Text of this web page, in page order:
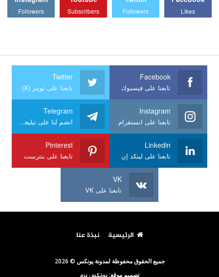
Likes
Followers
Subscribers
Followers
Facebook
تابعنا على فيسبوك
Twitter
تابعنا على تويتر (X)
Instagram
تابعنا على انستقرام
Telegram
انضم لنا على تيليجرام
Linkedin
تابعنا على لينكد إن
Pinterest
تابعنا على بنترست
VK
تابعنا على VK
الرئيسية نبذة عنا
جميع الحقوق محفوظة لمدونة يونكس © 2026
تصميم موقع: